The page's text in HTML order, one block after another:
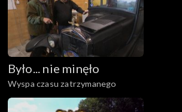
Było... nie minęło
Wyspa czasu zatrzymanego